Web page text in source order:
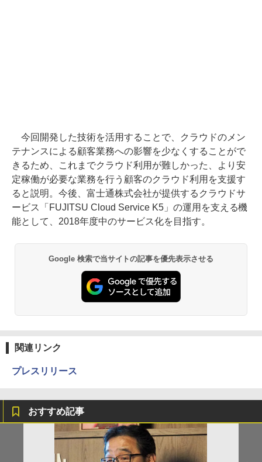
今回開発した技術を活用することで、クラウドのメン
テナンスによる顧客業務への影響を少なくすることがで
きるため、これまでクラウド利用が難しかった、より安
定稼働が必要な業務を行う顧客のクラウド利用を支援す
ると説明。今後、富士通株式会社が提供するクラウドサ
ービス「FUJITSU Cloud Service K5」の運用を支える機
能として、2018年度中のサービス化を目指す。
Google 検索で当サイトの記事を優先表示させる
関連リンク
プレスリリース
おすすめ記事